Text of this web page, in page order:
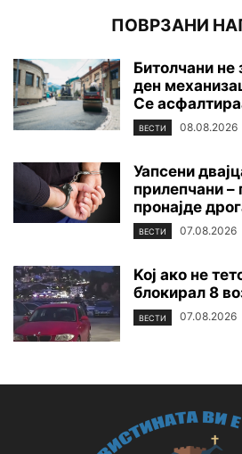
ПОВРЗАНИ
Битолчани не
ден
Се
ВЕСТИ 08.08.2026
Уапсени
прилепчани –
пронајде
ВЕСТИ 07.08.2026
Koj ако не
блокирал 8
ВЕСТИ 07.08.2026